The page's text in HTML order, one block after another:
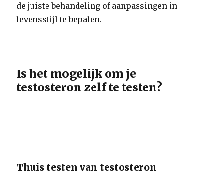
de juiste behandeling of aanpassingen in
levensstijl te bepalen.
Is het mogelijk om je
testosteron zelf te testen?
Thuis testen van testosteron